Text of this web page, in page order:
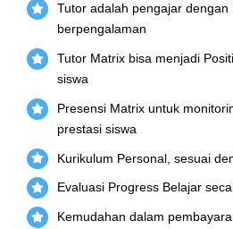
Tutor adalah pengajar dengan
berpengalaman
Tutor Matrix bisa menjadi
siswa
Presensi Matrix untuk
prestasi siswa
Kurikulum Personal, sesuai
Evaluasi Progress Belajar
Kemudahan dalam